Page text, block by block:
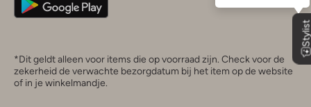
*Dit geldt alleen voor items die op voorraad zijn. Check voor de
zekerheid de verwachte bezorgdatum bij het item op de website
of in je winkelmandje.